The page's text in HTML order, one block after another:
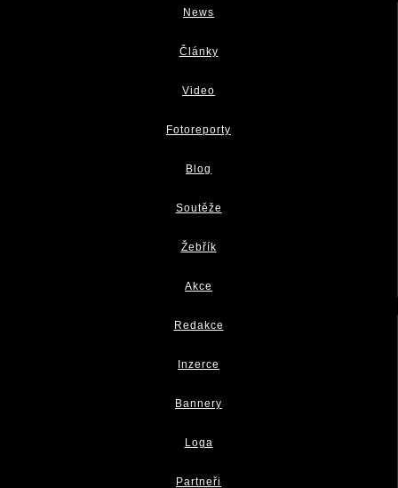
News
Články
Video
Fotoreporty
Blog
Soutěže
Žebřík
Akce
Redakce
Inzerce
Bannery
Loga
Partneři